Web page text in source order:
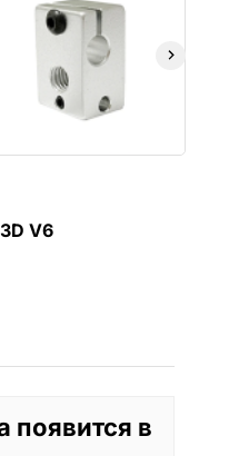
V6
появится в